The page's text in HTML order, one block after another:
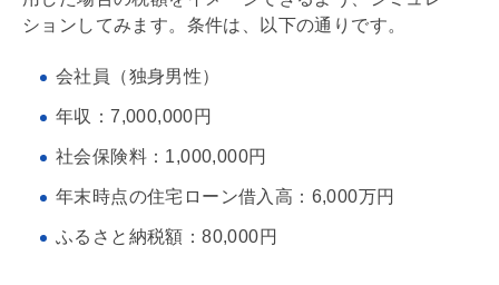
ションしてみます。条件は、以下の通りです。
会社員（独身男性）
年収：7,000,000円
社会保険料：1,000,000円
年末時点の住宅ローン借入高：6,000万円
ふるさと納税額：80,000円